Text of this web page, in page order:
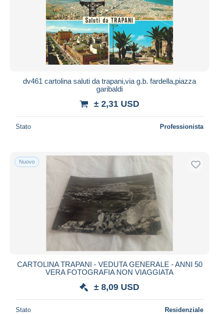
dv461 cartolina saluti da trapani,via g.b. fardella,piazza
garibaldi
± 2,31 USD
Stato Professionista
Nuovo
CARTOLINA TRAPANI - VEDUTA GENERALE - ANNI 50
VERA FOTOGRAFIA NON VIAGGIATA
± 8,09 USD
Stato Residenziale